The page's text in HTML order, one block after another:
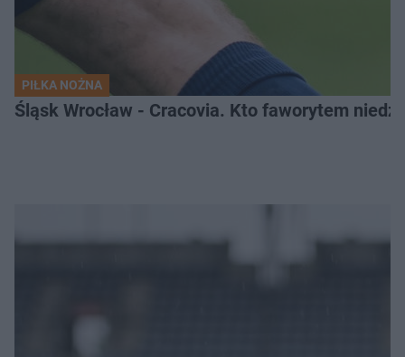
PIŁKA NOŻNA
Śląsk Wrocław - Cracovia. Kto faworytem